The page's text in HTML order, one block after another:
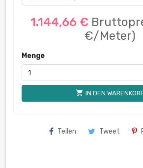
1.144,66 €
€/Meter)
Menge
shopping_cart IN DEN
Teilen Tweet